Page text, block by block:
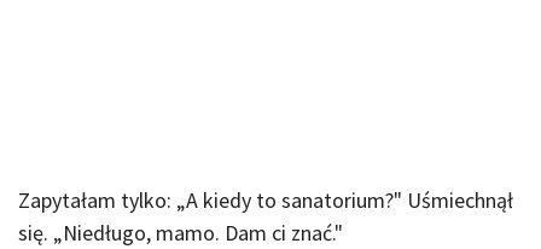
Zapytałam tylko: „A kiedy to sanatorium?" Uśmiechnął
się. „Niedługo, mamo. Dam ci znać."